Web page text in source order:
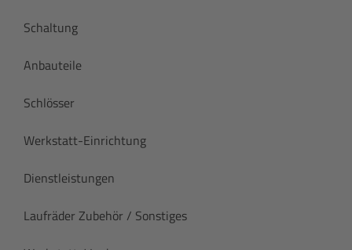
Schaltung
Anbauteile
Schlösser
Werkstatt-Einrichtung
Dienstleistungen
Laufräder Zubehör / Sonstiges